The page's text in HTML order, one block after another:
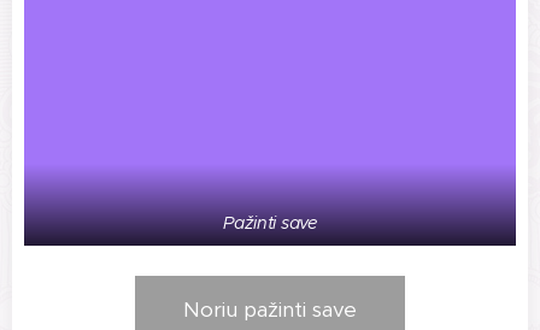
Pažinti save
Noriu pažinti save